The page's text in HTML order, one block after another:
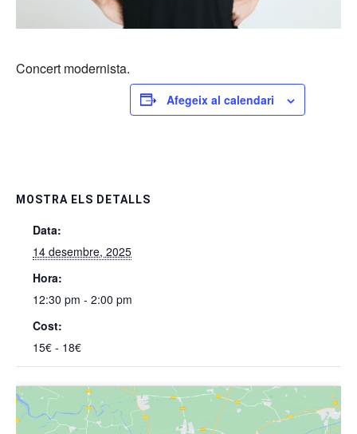
Concert modernista.
Afegeix al calendari
MOSTRA ELS DETALLS
Data:
14 desembre, 2025
Hora:
12:30 pm - 2:00 pm
Cost:
15€ - 18€